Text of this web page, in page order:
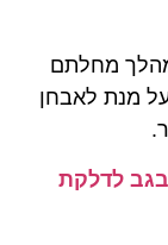
מחלתם
מנת לאבחן
לדלקת